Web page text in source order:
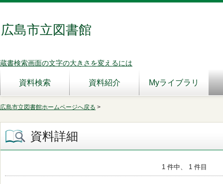
広島市立図書館
蔵書検索画面の文字の大きさを変えるには
資料検索 資料紹介 Myライブラリ
広島市立図書館ホームページへ戻る >
資料詳細
1 件中、 1 件目